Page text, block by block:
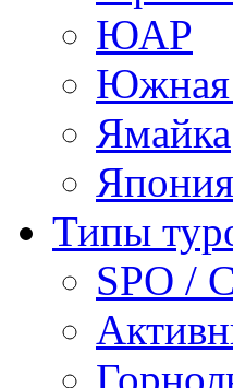
ЮАР
Южная
Ямайка
Япония
Типы
SPO /